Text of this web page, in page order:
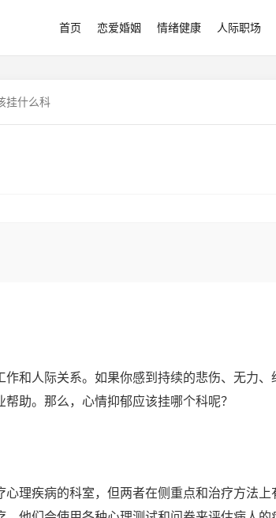
首页 恋爱婚姻 情绪健康 人际职场
挂什么科
和人际关系。如果你感到持续的悲伤、无力、
助。那么，心情抑郁应该挂哪个科呢？
理疾病的科室，但两者在侧重点和治疗方法上